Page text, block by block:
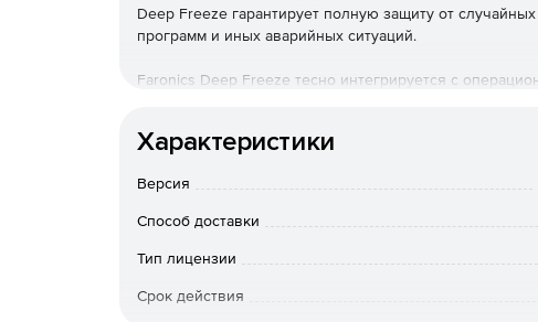
Deep Freeze гарантирует полную защиту от
программ и иных аварийных ситуаций.
Faronics Deep Freeze тесно интегрируется с
Можно устанавливать различные программы,
изменений.
Faronics Deep Freeze обеспечивает компьютеры
модификаций, даже если пользователи имеют доступ
Характеристики
Версия
Способ доставки
Тип лицензии
Срок действия